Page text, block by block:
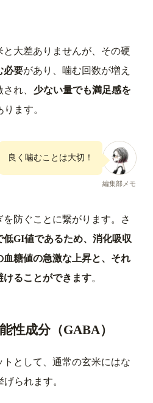
大差ありませんが、その硬
必要があり、噛む回数が増え
れ、
少ない量でも満足感を
ます。
編集部メモ
良く噛むことは大切！
防ぐことに繋がります。さ
低GI値であるため、消化吸収
糖値の急激な上昇と、それ
けることができます。
性成分（GABA）
として、通常の玄米にはな
げられます。